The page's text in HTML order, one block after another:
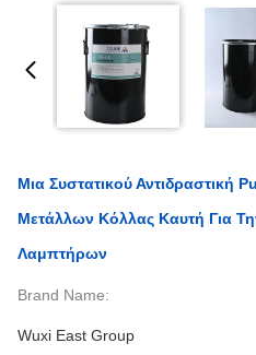
Μια Συστατικού Αντιδραστική
Μετάλλων Κόλλας Καυτή Για
Λαμπτήρων
Brand Name:
Wuxi East Group